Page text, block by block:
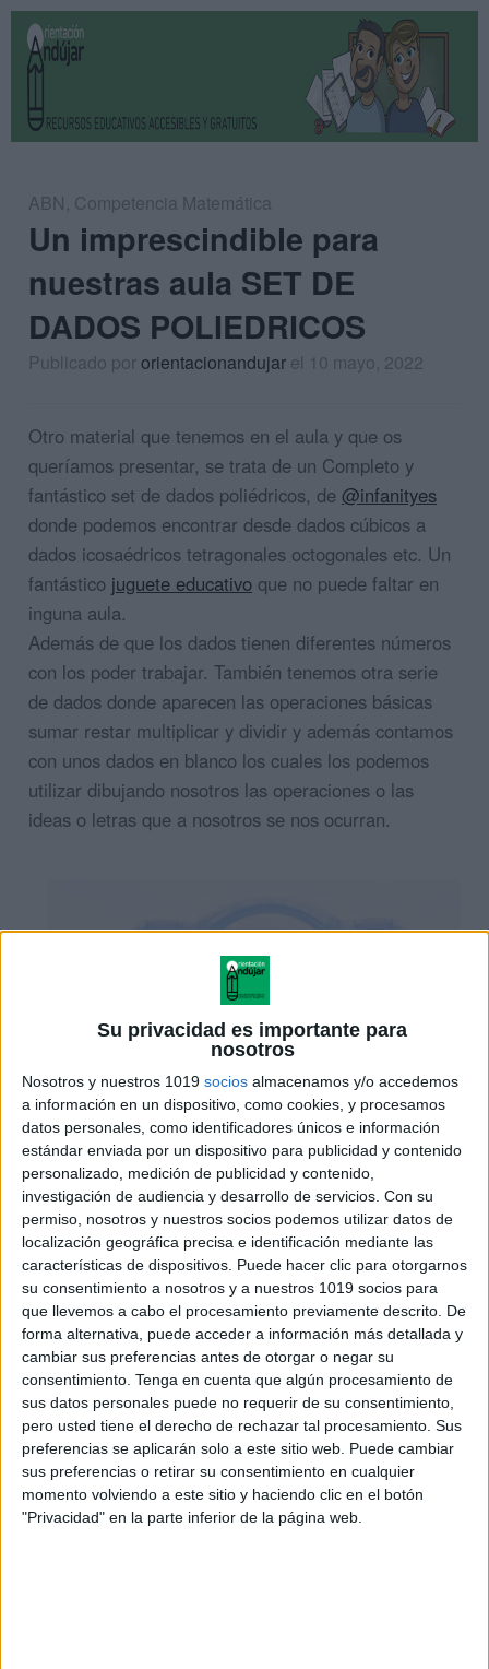
Su privacidad es importante para
nosotros
Nosotros y nuestros 1019 socios almacenamos y/o accedemos
a información en un dispositivo, como cookies, y procesamos
datos personales, como identificadores únicos e información
estándar enviada por un dispositivo para publicidad y contenido
personalizado, medición de publicidad y contenido,
investigación de audiencia y desarrollo de servicios. Con su
permiso, nosotros y nuestros socios podemos utilizar datos de
localización geográfica precisa e identificación mediante las
características de dispositivos. Puede hacer clic para otorgarnos
su consentimiento a nosotros y a nuestros 1019 socios para
que llevemos a cabo el procesamiento previamente descrito. De
forma alternativa, puede acceder a información más detallada y
cambiar sus preferencias antes de otorgar o negar su
consentimiento. Tenga en cuenta que algún procesamiento de
sus datos personales puede no requerir de su consentimiento,
pero usted tiene el derecho de rechazar tal procesamiento. Sus
preferencias se aplicarán solo a este sitio web. Puede cambiar
sus preferencias o retirar su consentimiento en cualquier
momento volviendo a este sitio y haciendo clic en el botón
"Privacidad" en la parte inferior de la página web.
ABN, Competencia Matemática
Un imprescindible para
nuestras aula SET DE
DADOS POLIEDRICOS
Publicado pororientacionandujar el 10 mayo, 2022
Otro material que tenemos en el aula y que os
queríamos presentar, se trata de un Completo y
fantástico set de dados poliédricos, de @infanityes
donde podemos encontrar desde dados cúbicos a
dados icosaédricos tetragonales octogonales etc. Un
fantástico juguete educativo que no puede faltar en
inguna aula.
Además de que los dados tienen diferentes números
con los poder trabajar. También tenemos otra serie
de dados donde aparecen las operaciones básicas
sumar restar multiplicar y dividir y además contamos
con unos dados en blanco los cuales los podemos
utilizar dibujando nosotros las operaciones o las
ideas o letras que a nosotros se nos ocurran.
Es